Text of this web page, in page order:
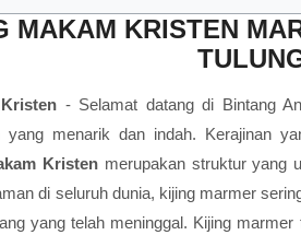
MAKAM KRISTEN
- Selamat datang di Bintang
yang menarik dan indah. Kerajinan
Kristen merupakan struktur yang
di seluruh dunia, kijing marmer
yang telah meninggal. Kijing